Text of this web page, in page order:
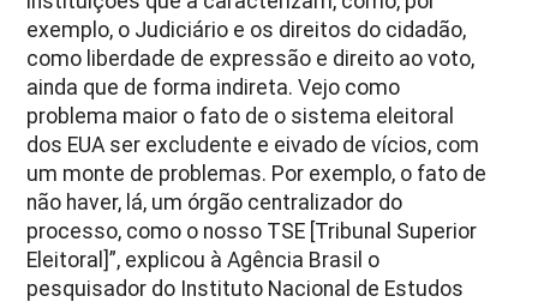
exemplo, o Judiciário e os direitos do cidadão,
como liberdade de expressão e direito ao voto,
ainda que de forma indireta. Vejo como
problema maior o fato de o sistema eleitoral
dos EUA ser excludente e eivado de vícios, com
um monte de problemas. Por exemplo, o fato de
não haver, lá, um órgão centralizador do
processo, como o nosso TSE [Tribunal Superior
Eleitoral]”, explicou à Agência Brasil o
pesquisador do Instituto Nacional de Estudos